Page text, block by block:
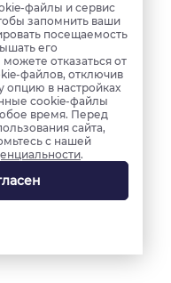
файлы и сервис
запомнить ваши
посещаемость
его
отказаться от
файлов, отключив
опцию в настройках
cookie-файлы
время. Перед
сайта,
с нашей
.